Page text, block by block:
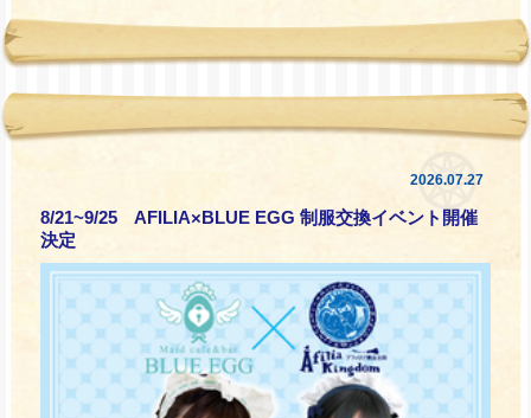
2026.07.27
8/21~9/25 AFILIA×BLUE EGG 制服交換イベント開催
決定